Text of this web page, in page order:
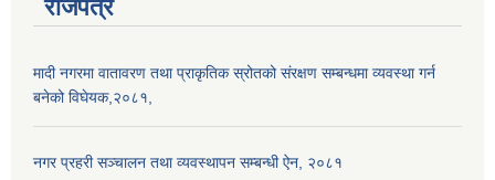
राजपत्र
मादी नगरमा वातावरण तथा प्राकृतिक स्रोतको संरक्षण सम्बन्धमा व्यवस्था गर्न
बनेको विघेयक,२०८१,
नगर प्रहरी सञ्चालन तथा व्यवस्थापन सम्बन्धी ऐन, २०८१